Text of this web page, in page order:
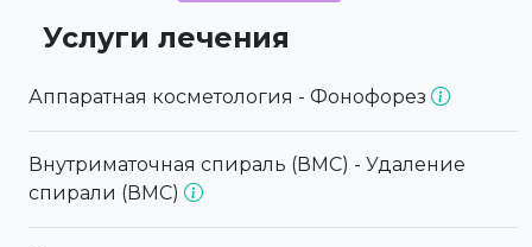
Услуги лечения
Аппаратная косметология - Фонофорез
Внутриматочная спираль (ВМС) - Удаление
спирали (ВМС)